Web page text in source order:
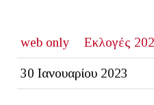
web only
Εκλογές
30 Ιανουαρίου 2023